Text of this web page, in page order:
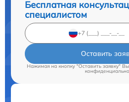
Бесплатная
специалистом
Оставить
Нажимая на кнопку "Оставить заявку"